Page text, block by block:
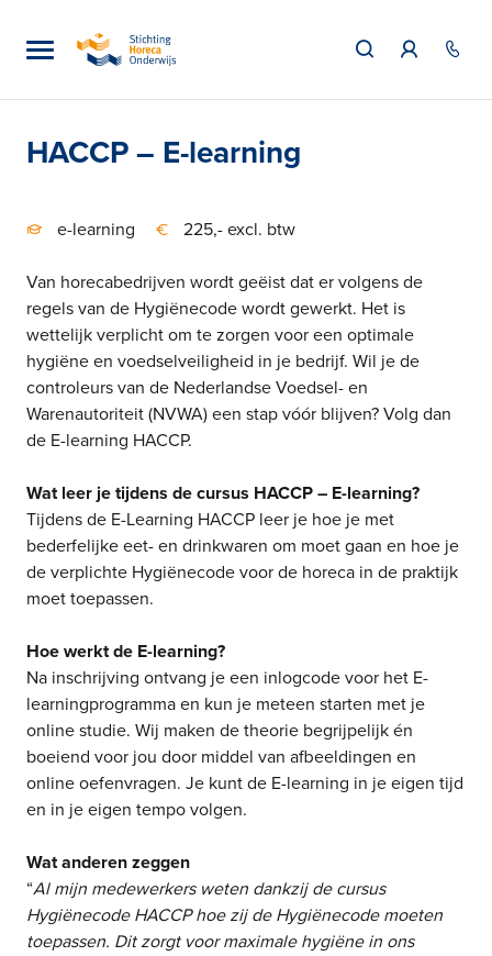
HACCP – E-learning
e-learning 225,- excl. btw
Van horecabedrijven wordt geëist dat er volgens de
regels van de Hygiënecode wordt gewerkt. Het is
wettelijk verplicht om te zorgen voor een optimale
hygiëne en voedselveiligheid in je bedrijf. Wil je de
controleurs van de Nederlandse Voedsel- en
Warenautoriteit (NVWA) een stap vóór blijven? Volg dan
de E-learning HACCP.
Wat leer je tijdens de cursus HACCP – E-learning?
Tijdens de E-Learning HACCP leer je hoe je met
bederfelijke eet- en drinkwaren om moet gaan en hoe je
de verplichte Hygiënecode voor de horeca in de praktijk
moet toepassen.
Hoe werkt de E-learning?
Na inschrijving ontvang je een inlogcode voor het E-
learningprogramma en kun je meteen starten met je
online studie. Wij maken de theorie begrijpelijk én
boeiend voor jou door middel van afbeeldingen en
online oefenvragen. Je kunt de E-learning in je eigen tijd
en in je eigen tempo volgen.
Wat anderen zeggen
“Al mijn medewerkers weten dankzij de cursus
Hygiënecode HACCP hoe zij de Hygiënecode moeten
toepassen. Dit zorgt voor maximale hygiëne in ons